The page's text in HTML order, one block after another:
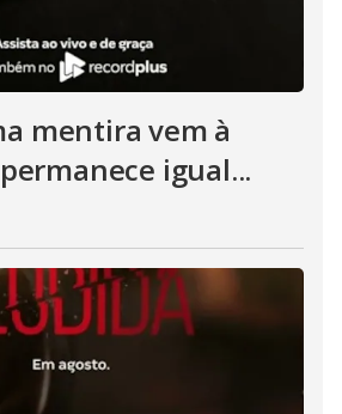
mentira vem à
igual...